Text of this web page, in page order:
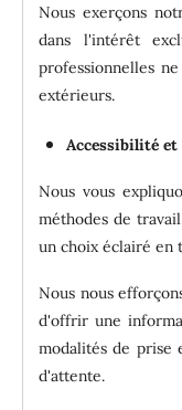
Nous exerçons
dans l'intérêt
professionnelles
extérieurs.
Accessibilité et
Nous vous
méthodes de
un choix éclairé en
Nous nous
d'offrir une
modalités de prise
d'attente.